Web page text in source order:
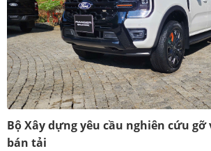
Bộ Xây dựng yêu cầu nghiên cứu gỡ
bán tải